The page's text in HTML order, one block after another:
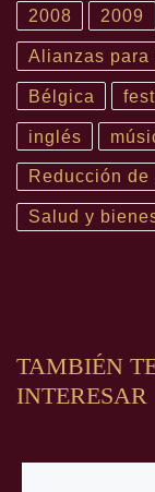
2008 2009
Alianzas
Bélgica
inglés
Reducción
Salud y
TAMBIÉN
INTERESAR